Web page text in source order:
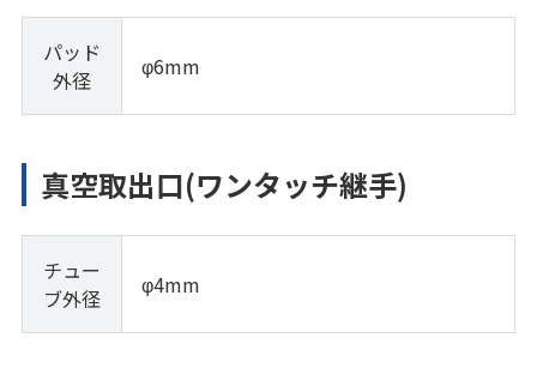
パッド
外径
φ6mm
真空取出口(ワンタッチ継手)
チュー
ブ外径
φ4mm